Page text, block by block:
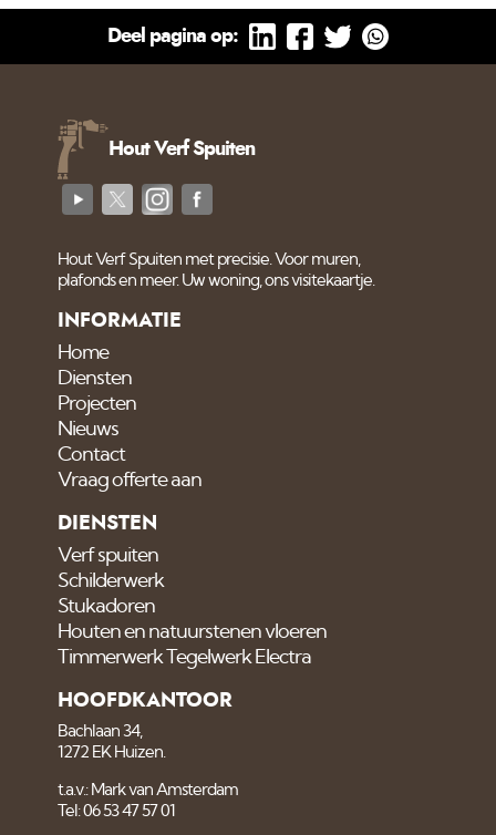
Deel pagina op:
Hout Verf Spuiten
Hout Verf Spuiten met precisie. Voor muren,
plafonds en meer. Uw woning, ons visitekaartje.
INFORMATIE
Home
Diensten
Projecten
Nieuws
Contact
Vraag offerte aan
DIENSTEN
Verf spuiten
Schilderwerk
Stukadoren
Houten en natuurstenen vloeren
Timmerwerk Tegelwerk Electra
HOOFDKANTOOR
Bachlaan 34,
1272 EK Huizen.
t.a.v.: Mark van Amsterdam
Tel: 06 53 47 57 01